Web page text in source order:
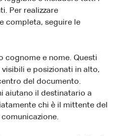
Per realizzare
completa, seguire le
cognome e nome. Questi
e posizionati in alto,
del documento.
aiutano il destinatario a
chi è il mittente del